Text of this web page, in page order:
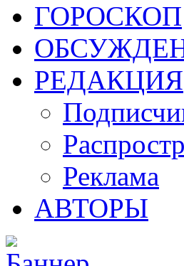
ГОРОСКОП
РЕДАКЦИЯ
Реклама
АВТОРЫ